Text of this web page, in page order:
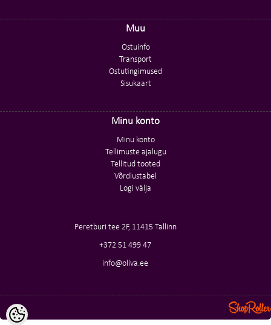
Muu
Ostuinfo
Transport
Ostutingimused
Sisukaart
Minu konto
Minu konto
Tellimuste ajalugu
Tellitud tooted
Võrdlustabel
Logi välja
Peretburi tee 2F, 11415 Tallinn
+372 51 499 47
info@oliva.ee